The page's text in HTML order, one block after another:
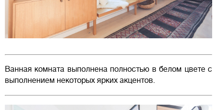
Ванная комната выполнена полностью в белом цвете с
выполнением некоторых ярких акцентов.